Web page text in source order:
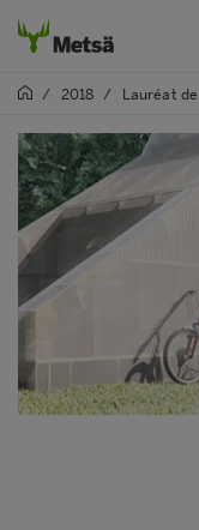
/ 2018 / Lauréat de